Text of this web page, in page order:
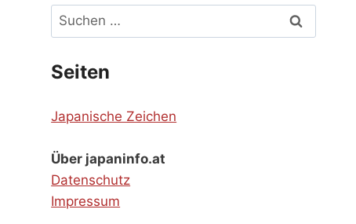
Suchen
nach:
Seiten
Japanische Zeichen
Über japaninfo.at
Datenschutz
Impressum